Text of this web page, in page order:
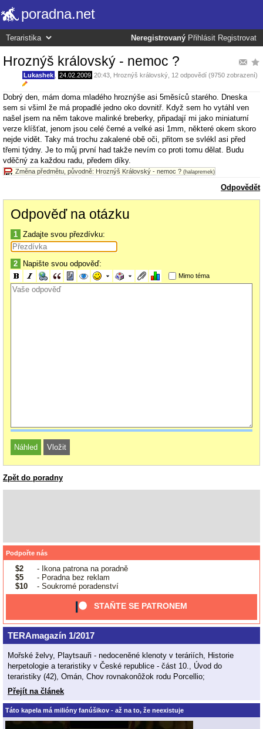
poradna.net
Neregistrovaný Přihlásit Registrovat
Hroznýš královský - nemoc ?
Lukashek 24.02.2009 20:43 Hroznýš královský , 12 odpovědí (9750 zobrazení)
Dobrý den, mám doma mladého hroznýše asi 5měsíců starého. Dneska
sem si všiml že má propadlé jedno oko dovnitř. Když sem ho vytáhl ven
našel jsem na něm takove malinké breberky, připadají mi jako miniaturní
verze klíšťat, jenom jsou celé černé a velké asi 1mm, některé okem skoro
nejde vidět. Taky má trochu zakalené obě oči, přitom se svlékl asi před
třemi týdny. Je to můj první had takže nevím co proti tomu dělat. Budu
vděčný za každou radu, předem díky.
Změna předmětu, původně: Hroznýš Královský - nemoc ? (halapremek)
Odpovědět
Odpověď na otázku
1 Zadajte svou přezdívku:
2 Napište svou odpověď:
Mimo téma
Zpět do poradny
Podpořte nás
$2
- Ikona patrona na poradně
$5
- Poradna bez reklam
$10
- Soukromé poradenství
STAŇTE SE PATRONEM
TERAmagazín 1/2017
Mořské želvy, Playtsauři - nedoceněné klenoty v teráriích, Historie
herpetologie a teraristiky v České republice - část 10., Úvod do
teraristiky (42), Omán, Chov rovnakonôžok rodu Porcellio;
Přejít na článek
Táto kapela má milióny fanúšikov - až na to, že neexistuje